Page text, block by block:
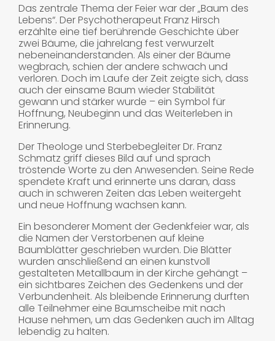
Das zentrale Thema der Feier war der „Baum des
Lebens“. Der Psychotherapeut Franz Hirsch
erzählte eine tief berührende Geschichte über
zwei Bäume, die jahrelang fest verwurzelt
nebeneinanderstanden. Als einer der Bäume
wegbrach, schien der andere schwach und
verloren. Doch im Laufe der Zeit zeigte sich, dass
auch der einsame Baum wieder Stabilität
gewann und stärker wurde – ein Symbol für
Hoffnung, Neubeginn und das Weiterleben in
Erinnerung.
Der Theologe und Sterbebegleiter Dr. Franz
Schmatz griff dieses Bild auf und sprach
tröstende Worte zu den Anwesenden. Seine Rede
spendete Kraft und erinnerte uns daran, dass
auch in schweren Zeiten das Leben weitergeht
und neue Hoffnung wachsen kann.
Ein besonderer Moment der Gedenkfeier war, als
die Namen der Verstorbenen auf kleine
Baumblätter geschrieben wurden. Die Blätter
wurden anschließend an einen kunstvoll
gestalteten Metallbaum in der Kirche gehängt –
ein sichtbares Zeichen des Gedenkens und der
Verbundenheit. Als bleibende Erinnerung durften
alle Teilnehmer eine Baumscheibe mit nach
Hause nehmen, um das Gedenken auch im Alltag
lebendig zu halten.